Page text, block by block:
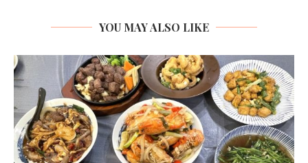
YOU MAY ALSO LIKE